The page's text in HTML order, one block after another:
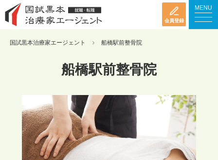
会員登録
MENU
国試黒本治療家エージェント 船橋駅前整骨院
船橋駅前整骨院